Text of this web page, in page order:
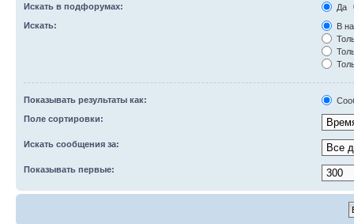
Искать в подфорумах:
Да
Искать:
В
Показывать результаты как:
Поле сортировки:
Искать сообщения за:
Показывать первые: